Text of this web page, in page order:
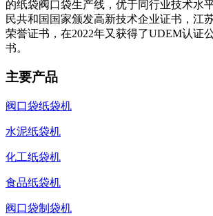
的纸袋阀口袋生产线，优于同行业技术水
民共和国国家颁发高新技术企业证书，江
荣誉证书，在2022年又获得了UDEM认证
书。
主要产品
阀口袋纸袋机
水泥纸袋机
化工纸袋机
食品纸袋机
阀口袋制袋机